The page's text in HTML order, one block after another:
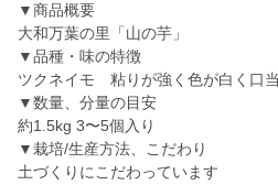
▼商品概要
大和万葉の里「山の芋」
▼品種・味の特徴
ツクネイモ 粘りが強く色が白く口
▼数量、分量の目安
約1.5kg 3〜5個入り
▼栽培/生産方法、こだわり
土づくりにこだわっています